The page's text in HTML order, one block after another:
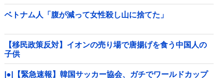
ベトナム人「腹が減って女性殺し山に捨てた」
【移民政策反対】イオンの売り場で唐揚げを食う中国人の
子供
|●|【緊急速報】韓国サッカー協会、ガチでワールドカップ